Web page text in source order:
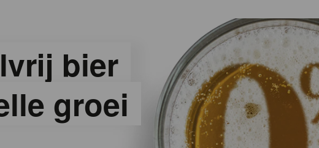
bier
groei